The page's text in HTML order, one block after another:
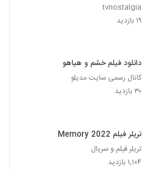
tvnostalgia
۱۹ بازدید
دانلود فیلم خشم و هیاهو
کانال رسمی سایت مدیلو
۳۰ بازدید
تریلر فیلم Memory 2022
تریلر فیلم و سریال
۱,۱۰۴ بازدید